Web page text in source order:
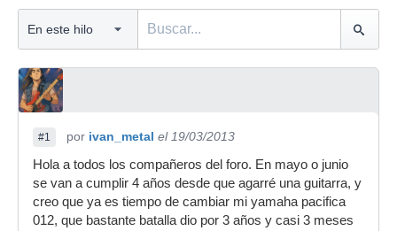
#1 por ivan_metal el 19/03/2013
Hola a todos los compañeros del foro. En mayo o junio
se van a cumplir 4 años desde que agarré una guitarra, y
creo que ya es tiempo de cambiar mi yamaha pacifica
012, que bastante batalla dio por 3 años y casi 3 meses